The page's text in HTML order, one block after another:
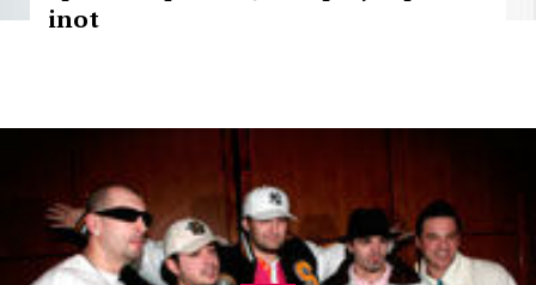
inot